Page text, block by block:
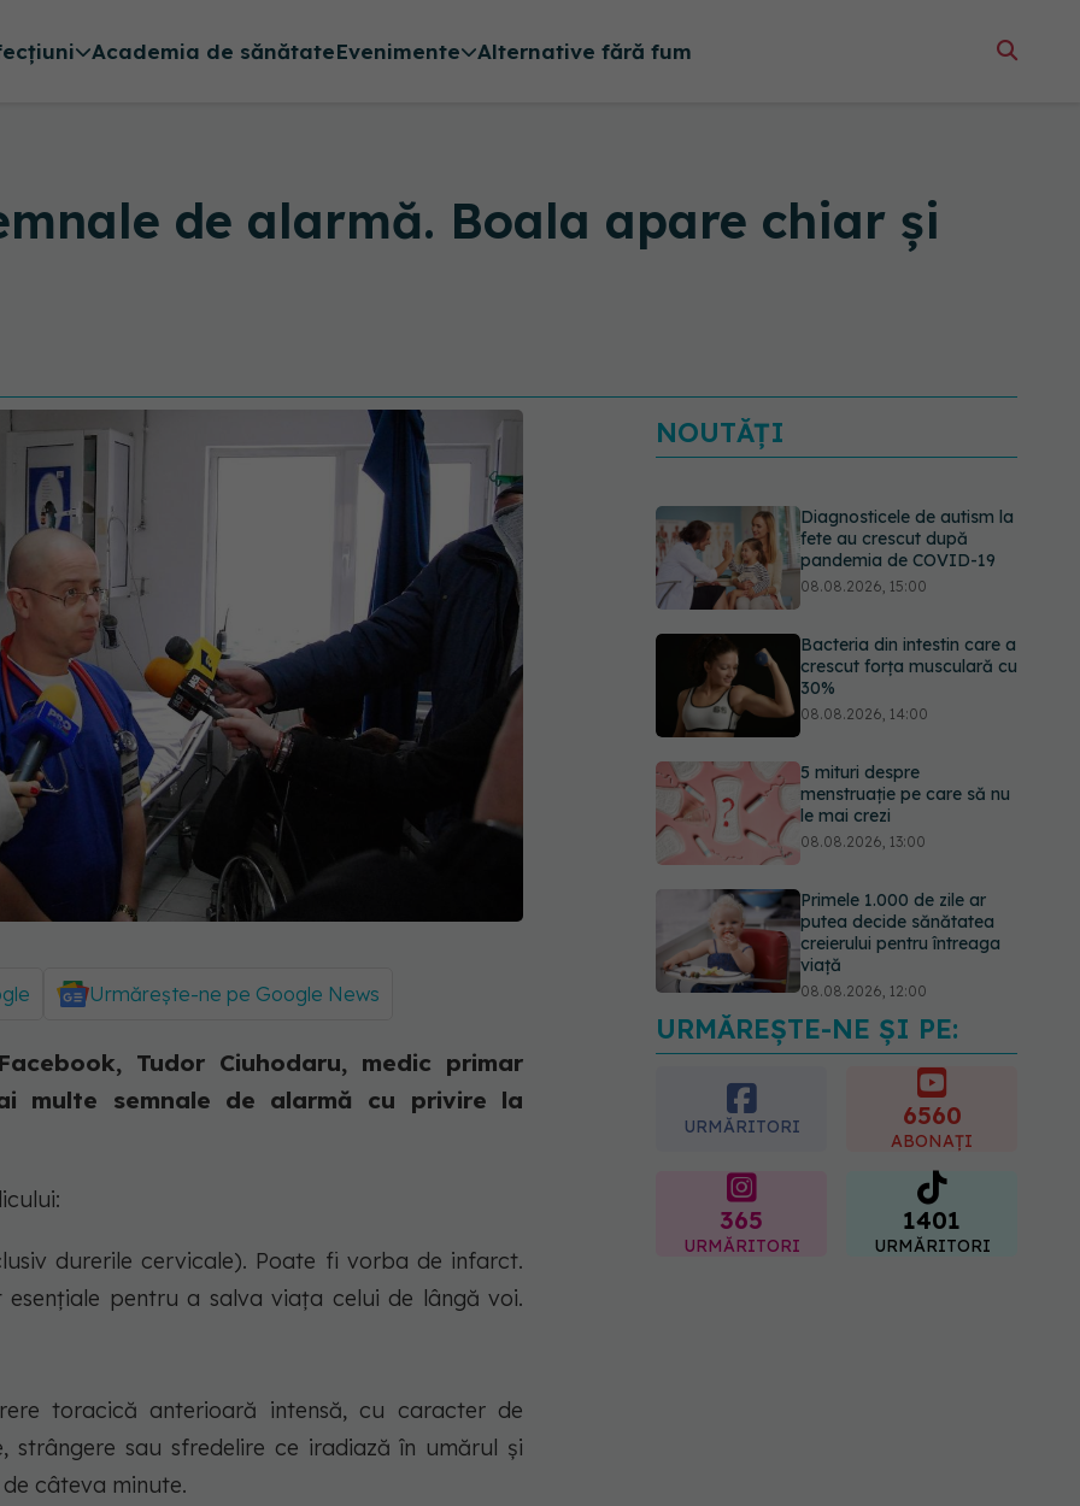
Academia de sănătateEvenimente Alternative fără fum
de alarmă. Boala apare chiar și
Urmărește-ne pe Google News
Tudor Ciuhodaru, medic primar
multe semnale de alarmă cu privire la
durerile cervicale). Poate fi vorba de infarct.
pentru a salva viața celui de lângă voi.
toracică anterioară intensă, cu caracter de
strângere sau sfredelire ce iradiază în umărul şi
câteva minute.
NOUTĂȚI
Diagnosticele de autism la
fete au crescut după
pandemia de COVID-19
08.08.2026, 15:00
Bacteria din intestin care a
crescut forța musculară cu
30%
08.08.2026, 14:00
5 mituri despre
menstruație pe care să nu
le mai crezi
08.08.2026, 13:00
Primele 1.000 de zile ar
putea decide sănătatea
creierului pentru întreaga
viață
08.08.2026, 12:00
Trucul simplu care face
pepenele verde mult mai
08.08.2026, 15:32
URMĂREȘTE-NE ȘI PE:
URMĂRITORI 6560
ABONAȚI
365
URMĂRITORI
1401
URMĂRITORI